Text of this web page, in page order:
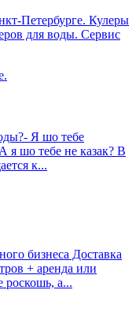
Петербурге. Кулеры
для воды. Сервис
Я шо тебе
я шо тебе не казак? В
к...
бизнеса Доставка
+ аренда или
роскошь, а...